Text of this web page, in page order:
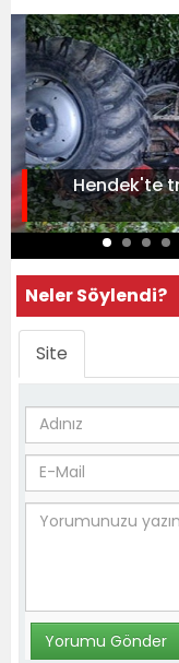
Hendek'te
Neler Söylendi?
Site